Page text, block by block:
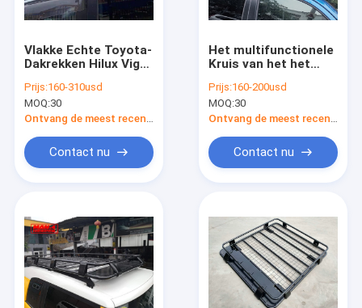
Producten
Over ons
Fabrieksreis
Vlakke Echte Toyota-
Dakrekken Hilux Vigo
2021
Prijs:160-310usd
MOQ:30
Ontvang de meest recente Prijs
Contact nu
Het multifunctionele
Kruis van het het
Aluminiumtoyota
Tacoma verspert
OEM
Prijs:160-200usd
MOQ:30
Ontvang de meest recente Prijs
Contact nu